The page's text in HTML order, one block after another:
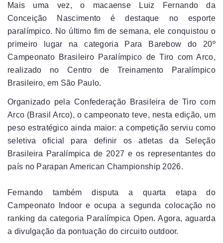
Mais uma vez, o macaense Luiz Fernando da
Conceição Nascimento é destaque no esporte
paralímpico. No último fim de semana, ele conquistou o
primeiro lugar na categoria Para Barebow do 20º
Campeonato Brasileiro Paralímpico de Tiro com Arco,
realizado no Centro de Treinamento Paralímpico
Brasileiro, em São Paulo.
Organizado pela Confederação Brasileira de Tiro com
Arco (Brasil Arco), o campeonato teve, nesta edição, um
peso estratégico ainda maior: a competição serviu como
seletiva oficial para definir os atletas da Seleção
Brasileira Paralímpica de 2027 e os representantes do
país no Parapan American Championship 2026.
Fernando também disputa a quarta etapa do
Campeonato Indoor e ocupa a segunda colocação no
ranking da categoria Paralímpica Open. Agora, aguarda
a divulgação da pontuação do circuito outdoor.